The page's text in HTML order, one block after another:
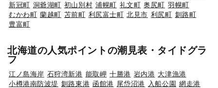
新冠町 洞爺湖町 初山別村 浦幌町 礼文町 奥尻町 羽幌町
むかわ町 蘭越町 苫前町 利尻富士町 北見市 利尻町 釧路町
豊富町
北海道の人気ポイントの潮見表・タイドグラ
フ
江ノ島海岸 石狩湾新港 能取岬 十勝港 岩内港 大津漁港
小樽港南防波堤 釧路東港 函館港 尾岱沼港 入船公園 網走港